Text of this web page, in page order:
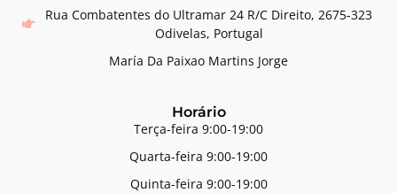
Rua Combatentes do Ultramar 24 R/C Direito, 2675-323
Odivelas, Portugal
María Da Paixao Martins Jorge
Horário
Terça-feira 9:00-19:00
Quarta-feira 9:00-19:00
Quinta-feira 9:00-19:00